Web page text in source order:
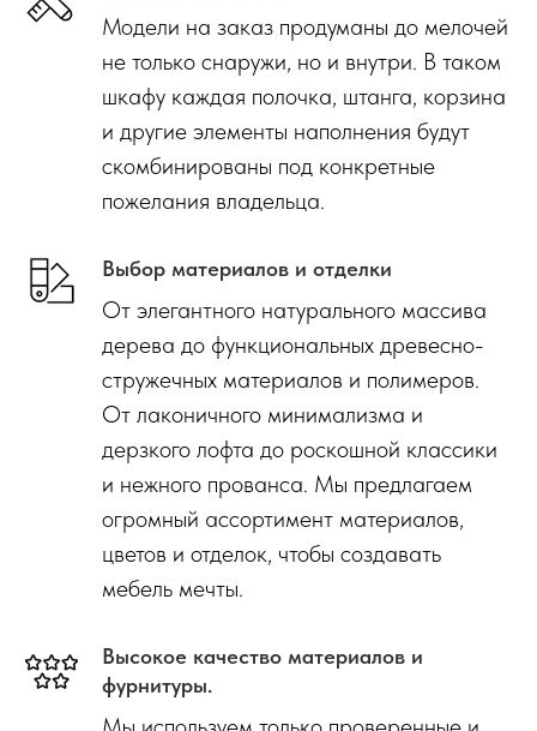
Модели на заказ продуманы до мелочей
не только снаружи, но и внутри. В таком
шкафу каждая полочка, штанга, корзина
и другие элементы наполнения будут
скомбинированы под конкретные
пожелания владельца.
Выбор материалов и отделки
От элегантного натурального массива
дерева до функциональных древесно-
стружечных материалов и полимеров.
От лаконичного минимализма и
дерзкого лофта до роскошной классики
и нежного прованса. Мы предлагаем
огромный ассортимент материалов,
цветов и отделок, чтобы создавать
мебель мечты.
Высокое качество материалов и
фурнитуры.